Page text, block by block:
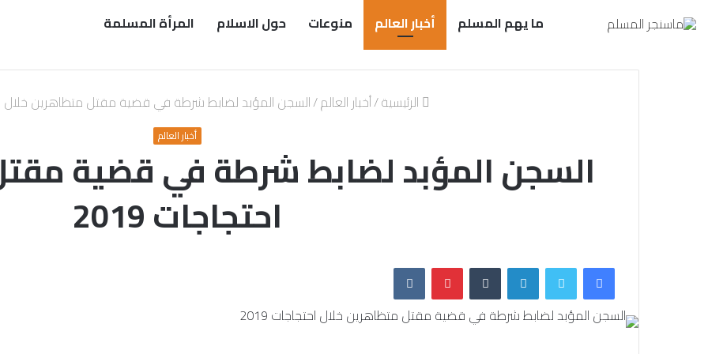
ما يهم المسلم أخبار العالم منوعات حول الاسلام المرأة المسلمة
الرئيسية/أخبار العالم/السجن المؤبد لضابط شرطة في قضية مقتل متظاهرين خلال
أخبار العالم
السجن المؤبد لضابط شرطة في قضية
احتجاجات 2019
فيسبوكتويتر لينكدإن بينتيريست